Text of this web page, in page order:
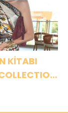
KİTABI